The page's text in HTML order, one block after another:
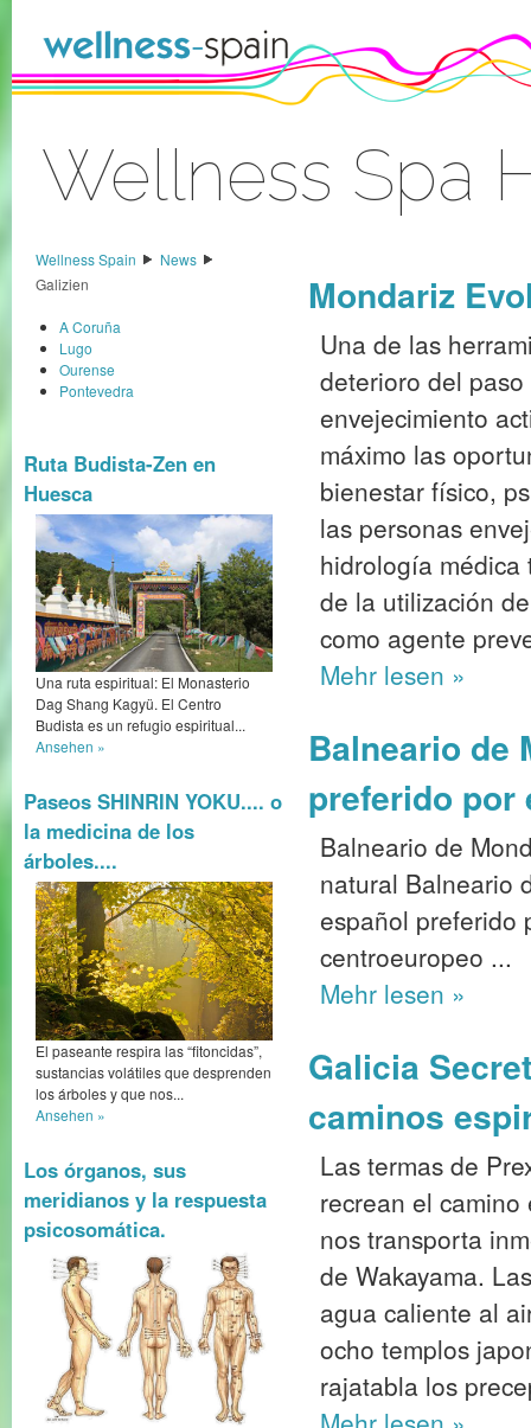
Wellness Spa
Wellness Spain
News
Galizien
A Coruña
Lugo
Ourense
Pontevedra
Ruta Budista-Zen en
Huesca
Una ruta espiritual: El Monasterio
Dag Shang Kagyü. El Centro
Budista es un refugio espiritual...
Ansehen »
Paseos SHINRIN YOKU.... o
la medicina de los
árboles....
El paseante respira las “fitoncidas”,
sustancias volátiles que desprenden
los árboles y que nos...
Ansehen »
Los órganos, sus
meridianos y la respuesta
psicosomática.
Mondariz
Una de las
deterioro del
envejecimiento
máximo las
bienestar físico,
las personas
hidrología médica
de la utilización
como agente
Mehr lesen »
Balneario de
preferido por
Balneario de
natural Balneario
español preferido
centroeuropeo ...
Mehr lesen »
Galicia
caminos
Las termas de
recrean el
nos transporta
de Wakayama.
agua caliente al
ocho templos
rajatabla los